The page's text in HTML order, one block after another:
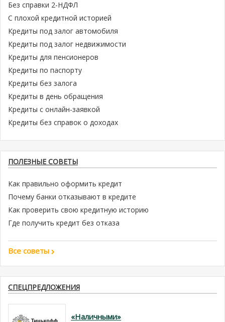
Без справки 2-НДФЛ
С плохой кредитной историей
Кредиты под залог автомобиля
Кредиты под залог недвижимости
Кредиты для пенсионеров
Кредиты по паспорту
Кредиты без залога
Кредиты в день обращения
Кредиты с онлайн-заявкой
Кредиты без справок о доходах
ПОЛЕЗНЫЕ СОВЕТЫ
Как правильно оформить кредит
Почему банки отказывают в кредите
Как проверить свою кредитную историю
Где получить кредит без отказа
Все советы
СПЕЦПРЕДЛОЖЕНИЯ
«Наличными»